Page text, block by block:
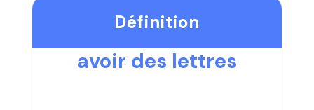
Définition
avoir des lettres